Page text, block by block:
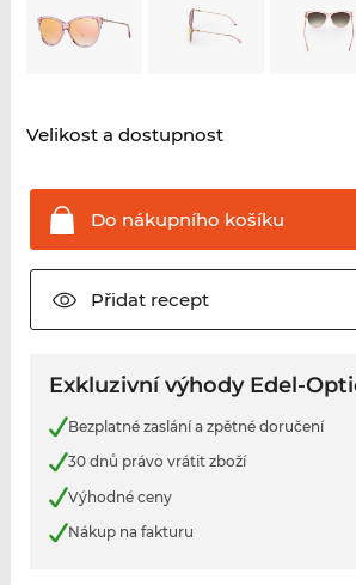
Velikost a dostupnost
Do nákupního košíku
Přidatrecept
Exkluzivní výhody Edel-
Bezplatné zaslání a zpětné doručení
30 dnů právo vrátit zboží
Výhodné ceny
Nákup na fakturu